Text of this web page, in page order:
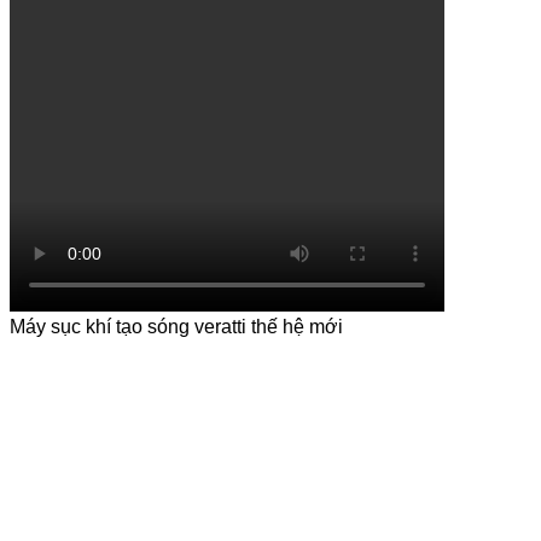
Máy sục khí tạo sóng veratti thế hệ mới